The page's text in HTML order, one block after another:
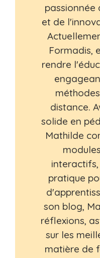
passionnée
et de
Formadis,
rendre
distance.
solide en
Mathilde
pratique
son blog,
réflexions,
sur les
matière de